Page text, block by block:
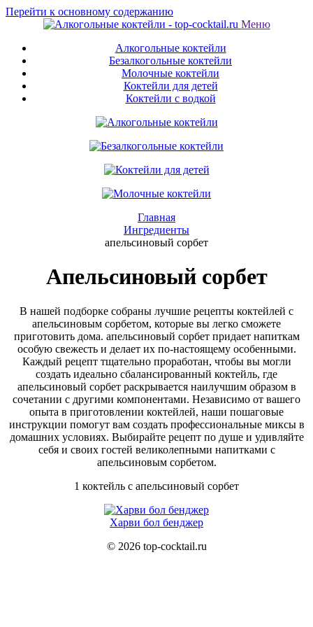
Перейти к основному содержанию
Меню
Алкогольные коктейли
Безалкогольные коктейли
Молочные коктейли
Коктейли для детей
Коктейли с водкой
Главная
Ингредиенты
апельсиновый сорбет
Апельсиновый сорбет
В нашей подборке собраны лучшие рецепты коктейлей с
апельсиновым сорбетом, которые вы легко сможете
приготовить дома. апельсиновый сорбет придает напиткам
особую свежесть и делает их по-настоящему особенными.
Каждый рецепт тщательно проработан, чтобы вы могли
создать идеально сбалансированный коктейль, где
апельсиновый сорбет раскрывается наилучшим образом в
сочетании с другими компонентами. Независимо от вашего
опыта в приготовлении коктейлей, наши пошаговые
инструкции помогут вам создать профессиональные миксы в
домашних условиях. Выбирайте рецепт по душе и удивляйте
себя и своих гостей великолепными напитками с
апельсиновым сорбетом.
1 коктейль с апельсиновый сорбет
Харви бол бенджер
© 2026 top-cocktail.ru